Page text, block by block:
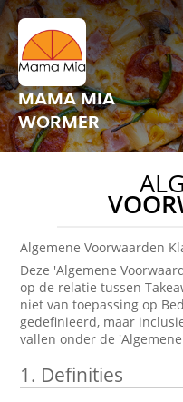
MAMA MIA
WORMER
Algemene Voorwaarden
Deze 'Algemene
op de relatie tussen
niet van toepassing op
gedefinieerd, maar
vallen onder de
1. Definities